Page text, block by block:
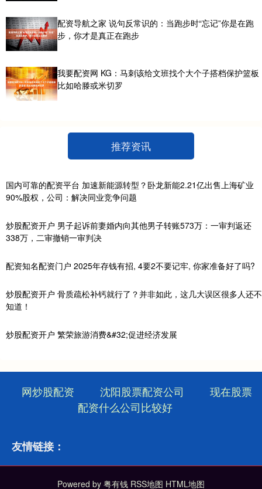
配资导航之家 说句反常识的：当跑步时“忘记”你是在跑
步，你才是真正在跑步
我要配资网 KG：马刺该给文班找个大个子搭档保护篮板
比如哈滕或米切罗
推荐资讯
国内可靠的配资平台 加速新能源转型？卧龙新能2.21亿出售上海矿业
90%股权，公司：解决同业竞争问题
炒股配资开户 男子起诉前妻婚内向其他男子转账573万：一审判返还
338万，二审撤销一审判决
配资知名配资门户 2025年存钱有招, 4要2不要记牢, 你家准备好了吗?
炒股配资开户 骨质疏松补钙就行了？并非如此，这几大误区很多人还不
知道！
炒股配资开户 繁荣旅游消费&#32;促进经济发展
网炒股配资 沈阳股票配资公司
现在股票
配资什么公司比较好
友情链接：
Powered by 粤有钱 RSS地图 HTML地图